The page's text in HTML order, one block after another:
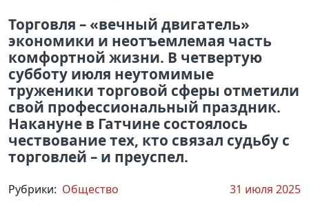
Торговля – «вечный двигатель»
экономики и неотъемлемая часть
комфортной жизни. В четвертую
субботу июля неутомимые
труженики торговой сферы отметили
свой профессиональный праздник.
Накануне в Гатчине состоялось
чествование тех, кто связал судьбу с
торговлей – и преуспел.
Рубрики: Общество 31 июля 2025